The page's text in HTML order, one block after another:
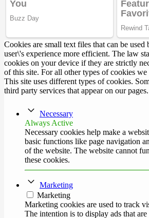
Cookies are small text files that can be used
user\'s experience more efficient. The law
cookies on your device if they are strictly
of this site. For all other types of cookies
This site uses different types of cookies.
third party services that appear on our pages.
Necessary
Always Active
Necessary cookies help make a
basic functions like page navigation
of the website. The website cannot
these cookies.
Marketing
Marketing
Marketing cookies are used to track
The intention is to display ads that